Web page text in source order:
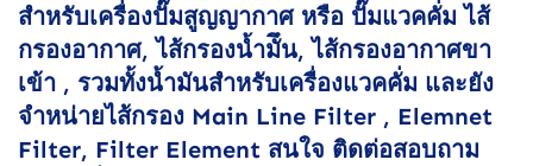
สำหรับเครื่องปั๊มสูญญากาศ หรือ ปั๊มแวคคั่ม ไส้
กรองอากาศ, ไส้กรองน้ำมัึน, ไส้กรองอากาศขา
เข้า , รวมทั้งน้ำมันสำหรับเครื่องแวคคั่ม และยัง
จำหน่ายไส้กรอง Main Line Filter , Elemnet
Filter, Filter Element สนใจ ติดต่อสอบถาม